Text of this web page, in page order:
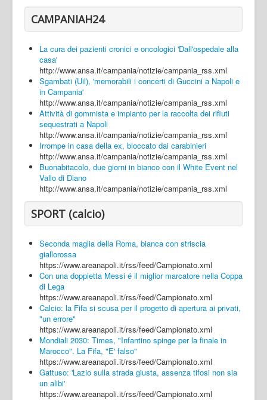
CAMPANIAH24
La cura dei pazienti cronici e oncologici 'Dall'ospedale alla
casa'
http://www.ansa.it/campania/notizie/campania_rss.xml
Sgambati (Uil), 'memorabili i concerti di Guccini a Napoli e
in Campania'
http://www.ansa.it/campania/notizie/campania_rss.xml
Attività di gommista e impianto per la raccolta dei rifiuti
sequestrati a Napoli
http://www.ansa.it/campania/notizie/campania_rss.xml
Irrompe in casa della ex, bloccato dai carabinieri
http://www.ansa.it/campania/notizie/campania_rss.xml
Buonabitacolo, due giorni in bianco con il White Event nel
Vallo di Diano
http://www.ansa.it/campania/notizie/campania_rss.xml
SPORT (calcio)
Seconda maglia della Roma, bianca con striscia
giallorossa
https://www.areanapoli.it/rss/feed/Campionato.xml
Con una doppietta Messi é il miglior marcatore nella Coppa
di Lega
https://www.areanapoli.it/rss/feed/Campionato.xml
Calcio: la Fifa si scusa per il progetto di apertura ai privati,
"un errore"
https://www.areanapoli.it/rss/feed/Campionato.xml
Mondiali 2030: Times, "Infantino spinge per la finale in
Marocco". La Fifa, "E' falso"
https://www.areanapoli.it/rss/feed/Campionato.xml
Gattuso: 'Lazio sulla strada giusta, assenza tifosi non sia
un alibi'
https://www.areanapoli.it/rss/feed/Campionato.xml